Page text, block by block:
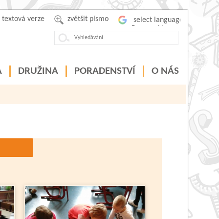
zvětšit písmo
textová verze
DRUŽINA PORADENSTVÍ O NÁS